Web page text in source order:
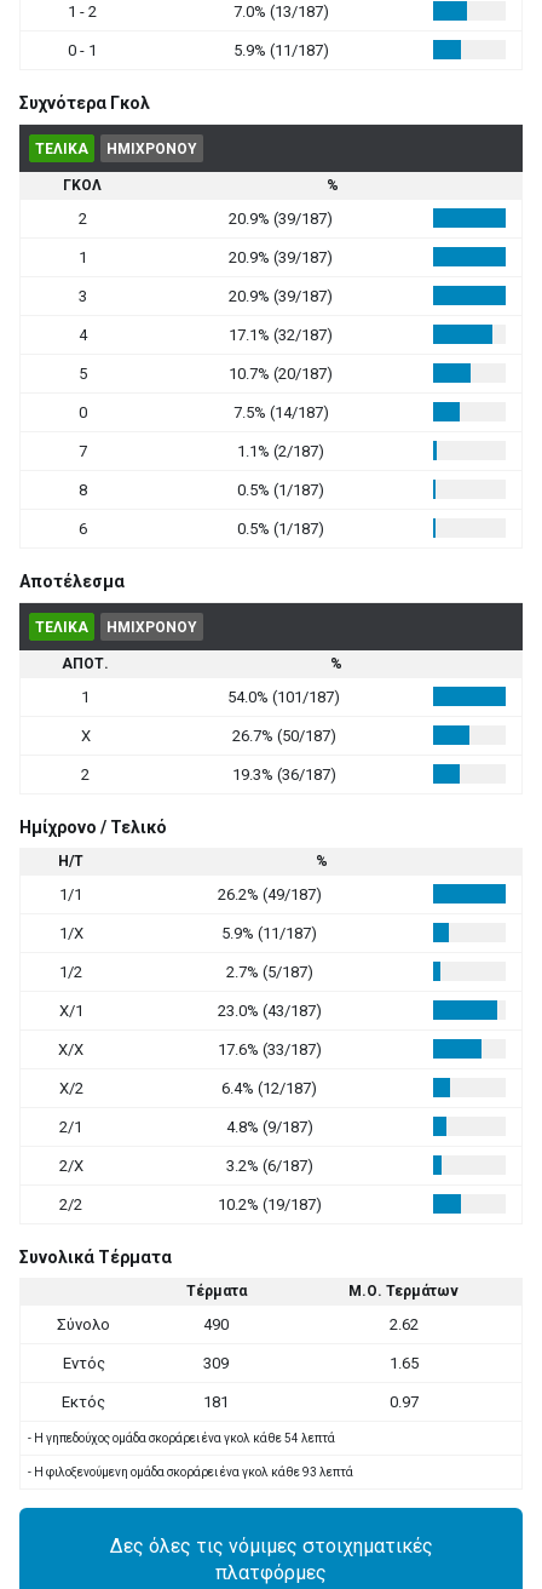
1 - 2 7.0% (13/187)
0 - 1 5.9% (11/187)
Συχνότερα Γκολ
ΤΕΛΙΚΑ ΗΜΙΧΡΟΝΟΥ
ΓΚΟΛ %
2 20.9% (39/187)
1 20.9% (39/187)
3 20.9% (39/187)
4 17.1% (32/187)
5 10.7% (20/187)
0 7.5% (14/187)
7 1.1% (2/187)
8 0.5% (1/187)
6 0.5% (1/187)
Αποτέλεσμα
ΤΕΛΙΚΑ ΗΜΙΧΡΟΝΟΥ
ΑΠΟΤ. %
1 54.0% (101/187)
X 26.7% (50/187)
2 19.3% (36/187)
Ημίχρονο / Τελικό
Η/Τ %
1/1 26.2% (49/187)
1/X 5.9% (11/187)
1/2 2.7% (5/187)
X/1 23.0% (43/187)
X/X 17.6% (33/187)
X/2 6.4% (12/187)
2/1 4.8% (9/187)
2/X 3.2% (6/187)
2/2 10.2% (19/187)
Συνολικά Τέρματα
Τέρματα Μ.Ο. Τερμάτων
Σύνολο 490 2.62
Εντός 309 1.65
Εκτός 181 0.97
- Η γηπεδούχος ομάδα σκοράρει ένα γκολ κάθε 54 λεπτά
- Η φιλοξενούμενη ομάδα σκοράρει ένα γκολ κάθε 93 λεπτά
Δες όλες τις νόμιμες στοιχηματικές
πλατφόρμες